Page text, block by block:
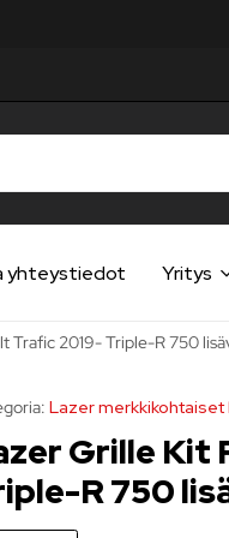
yhteystiedot Yritys
Trafic 2019- Triple-R 750
Lazer merkkikohtaiset
Grille Kit
R 750